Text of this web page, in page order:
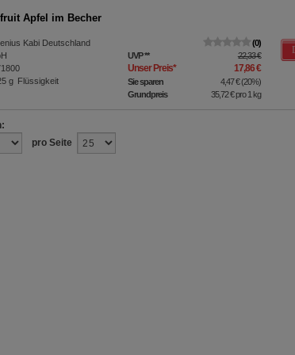
soziale Medien übertragen werden.
Apfel im Becher
Kabi Deutschland
g Flüssigkeit
0
UVP** 22,33 €
Unser Preis* 17,86 €
Sie sparen 4,47 €(20%)
Grundpreis
35,72 €pro 1 kg
pro Seite